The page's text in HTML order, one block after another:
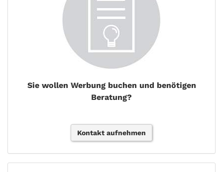
Sie wollen Werbung buchen und benötigen
Beratung?
Kontakt aufnehmen